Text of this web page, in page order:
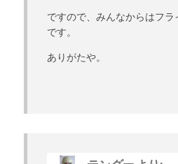
ですので、みんなからはフ
です。
ありがたや。